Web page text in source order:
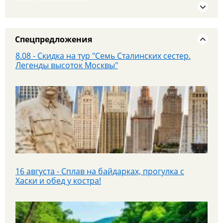
25 июля - Приглашаем на экскурсионный тур в
Парк «Патриот»!
Спецпредложения
8.08 - Скидка на тур "Семь Сталинских сестер.
Легенды высоток Москвы"
16 августа - Сплав на байдарках, прогулка с
Хаски и обед у костра!